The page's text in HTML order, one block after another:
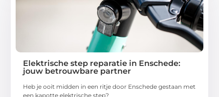
Elektrische step reparatie in Enschede:
jouw betrouwbare partner
Heb je ooit midden in een ritje door Enschede gestaan met
een kapotte elektrische step?